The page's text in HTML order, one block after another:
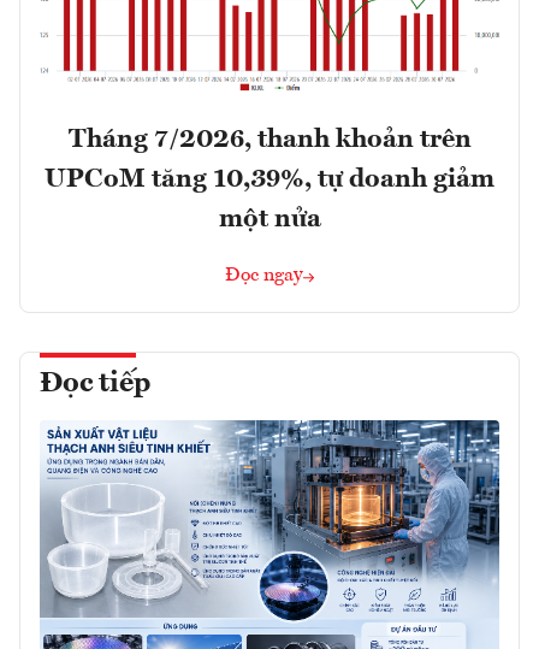
Tháng 7/2026, thanh khoản trên
UPCoM tăng 10,39%, tự doanh giảm
một nửa
Đọc ngay
Đọc tiếp